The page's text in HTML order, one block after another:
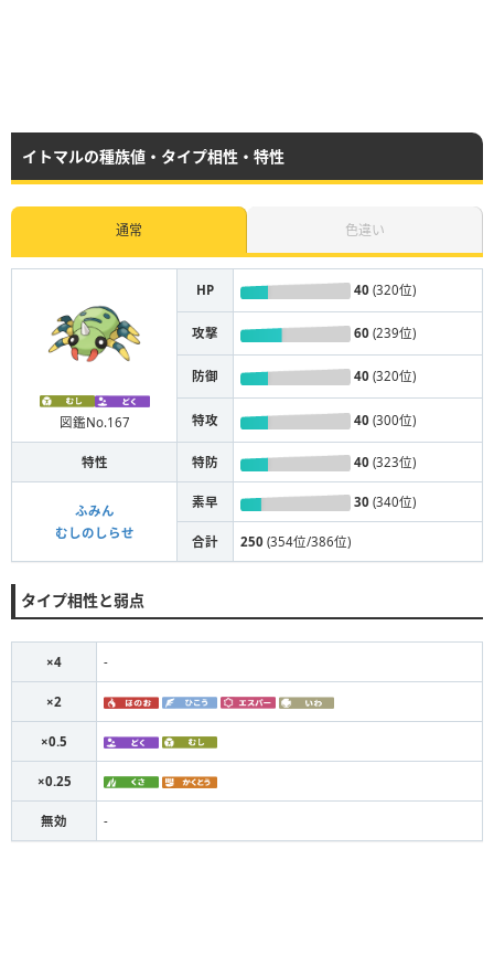
イトマルの種族値・タイプ相性・特性
通常 色違い
図鑑No.167
HP 40 (320位)
攻撃 60 (239位)
防御 40 (320位)
特攻 40 (300位)
特性 特防 40 (323位)
ふみん
むしのしらせ
素早 30 (340位)
合計 250 (354位/386位)
タイプ相性と弱点
×4 -
×2
×0.5
×0.25
無効 -